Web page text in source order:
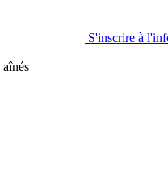
S'inscrire à